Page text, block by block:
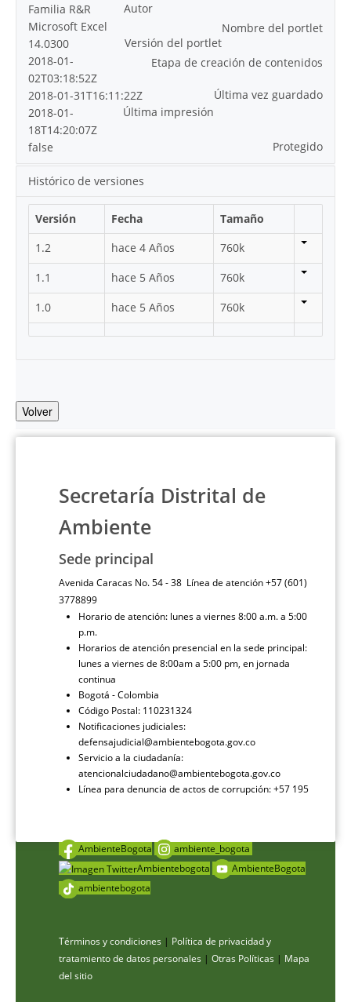
Autor
Familia R&R
Nombre del portlet
Microsoft Excel
Versión del portlet
14.0300
Etapa de creación de contenidos
2018-01-
02T03:18:52Z
Última vez guardado
2018-01-31T16:11:22Z
Última impresión
2018-01-
18T14:20:07Z
Protegido
false
Histórico de versiones
Versión Fecha
Tamaño
1.2
hace 4 Años
760k
1.1
hace 5 Años
760k
1.0
hace 5 Años 760k
Volver
Secretaría Distrital de
Ambiente
Sede principal
Avenida Caracas No. 54 - 38 Línea de atención +57 (601)
3778899
Horario de atención: lunes a viernes 8:00 a.m. a 5:00
p.m.
Horarios de atención presencial en la sede principal:
lunes a viernes de 8:00am a 5:00 pm, en jornada
continua
Bogotá - Colombia
Código Postal: 110231324
Notificaciones judiciales:
defensajudicial@ambientebogota.gov.co
Servicio a la ciudadanía:
atencionalciudadano@ambientebogota.gov.co
Línea para denuncia de actos de corrupción: +57 195
AmbienteBogota
ambiente_bogota
Ambientebogota
AmbienteBogota
ambientebogota
Términos y condiciones | Política de privacidad y
tratamiento de datos personales | Otras Políticas | Mapa
del sitio